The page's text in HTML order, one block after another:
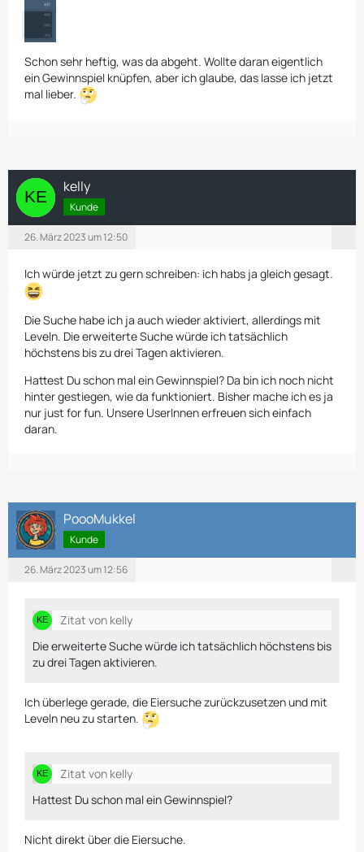
Schon sehr heftig, was da abgeht. Wollte daran eigentlich
ein Gewinnspiel knüpfen, aber ich glaube, das lasse ich jetzt
mal lieber.
kelly
Kunde
26. März 2023 um 12:50
Ich würde jetzt zu gern schreiben: ich habs ja gleich gesagt.
Die Suche habe ich ja auch wieder aktiviert, allerdings mit
Leveln. Die erweiterte Suche würde ich tatsächlich
höchstens bis zu drei Tagen aktivieren.
Hattest Du schon mal ein Gewinnspiel? Da bin ich noch nicht
hinter gestiegen, wie da funktioniert. Bisher mache ich es ja
nur just for fun. Unsere UserInnen erfreuen sich einfach
daran.
PoooMukkel
Kunde
26. März 2023 um 12:56
Zitat von kelly
Die erweiterte Suche würde ich tatsächlich höchstens bis
zu drei Tagen aktivieren.
Ich überlege gerade, die Eiersuche zurückzusetzen und mit
Leveln neu zu starten.
Zitat von kelly
Hattest Du schon mal ein Gewinnspiel?
Nicht direkt über die Eiersuche.